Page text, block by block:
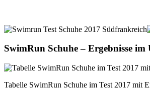
SwimRun Schuhe – Ergebnisse
Tabelle SwimRun Schuhe im Test 2017 mit